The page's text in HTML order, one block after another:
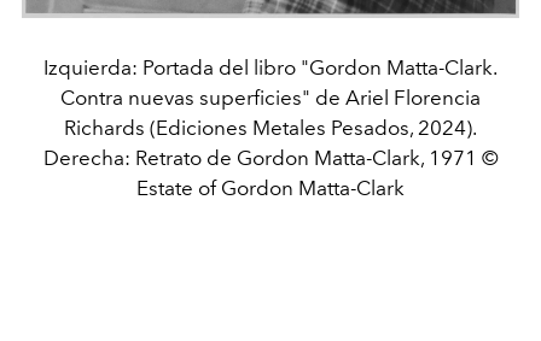
Izquierda: Portada del libro "Gordon Matta-Clark.
Contra nuevas superficies" de Ariel Florencia
Richards (Ediciones Metales Pesados, 2024).
Derecha: Retrato de Gordon Matta-Clark, 1971 ©
Estate of Gordon Matta-Clark